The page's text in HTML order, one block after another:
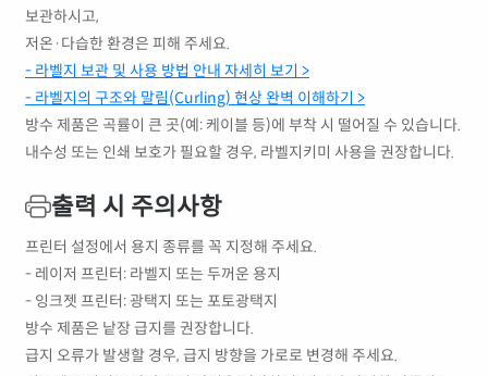
보관하시고,
저온·다습한 환경은 피해 주세요.
- 라벨지 보관 및 사용 방법 안내 자세히 보기 >
- 라벨지의 구조와 말림(Curling) 현상 완벽 이해하기 >
방수 제품은 곡률이 큰 곳(예: 케이블 등)에 부착 시 떨어질 수 있습니다.
내수성 또는 인쇄 보호가 필요할 경우, 라벨지키미 사용을 권장합니다.
출력 시 주의사항
프린터 설정에서 용지 종류를 꼭 지정해 주세요.
- 레이저 프린터: 라벨지 또는 두꺼운 용지
- 잉크젯 프린터: 광택지 또는 포토광택지
방수 제품은 낱장 급지를 권장합니다.
급지 오류가 발생할 경우, 급지 방향을 가로로 변경해 주세요.